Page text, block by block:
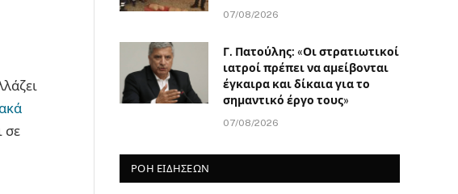
σε
07/08/2026
Γ. Πατούλης: «Οι στρατιωτικοί
ιατροί πρέπει να αμείβονται
έγκαιρα και δίκαια για το
σημαντικό έργο τους»
07/08/2026
ΡΟΗ ΕΙΔΗΣΕΩΝ